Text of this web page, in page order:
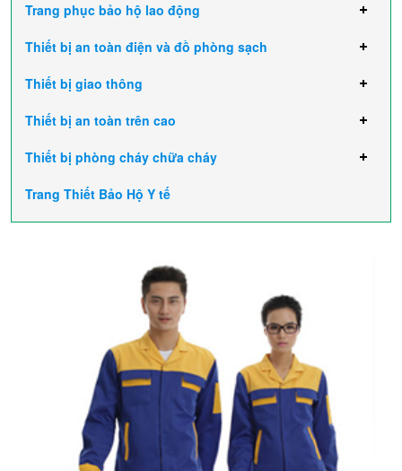
Trang phục bảo hộ lao động
Thiết bị an toàn điện và đồ phòng sạch
Thiết bị giao thông
Thiết bị an toàn trên cao
Thiết bị phòng cháy chữa cháy
Trang Thiết Bảo Hộ Y tế